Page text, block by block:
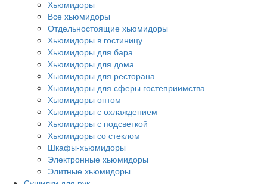
Хьюмидоры
Все хьюмидоры
Отдельностоящие хьюмидоры
Хьюмидоры в гостиницу
Хьюмидоры для бара
Хьюмидоры для дома
Хьюмидоры для ресторана
Хьюмидоры для сферы гостеприимства
Хьюмидоры оптом
Хьюмидоры с охлаждением
Хьюмидоры с подсветкой
Хьюмидоры со стеклом
Шкафы-хьюмидоры
Электронные хьюмидоры
Элитные хьюмидоры